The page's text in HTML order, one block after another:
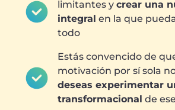
limitantes y crear una
integral en la que
todo
Estás convencido de
motivación por sí sola
deseas experimentar
transformacional de